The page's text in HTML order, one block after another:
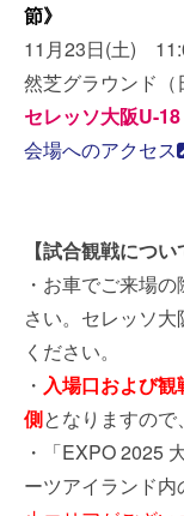
節》
11月23日(土)
然芝グラウンド（
セレッソ大阪U-18
会場へのアクセス
【試合観戦につい
・お車でご来場
さい。セレッソ
ください。
・ 入場口および
側となりますので
・「EXPO 2025
ーツアイランド内